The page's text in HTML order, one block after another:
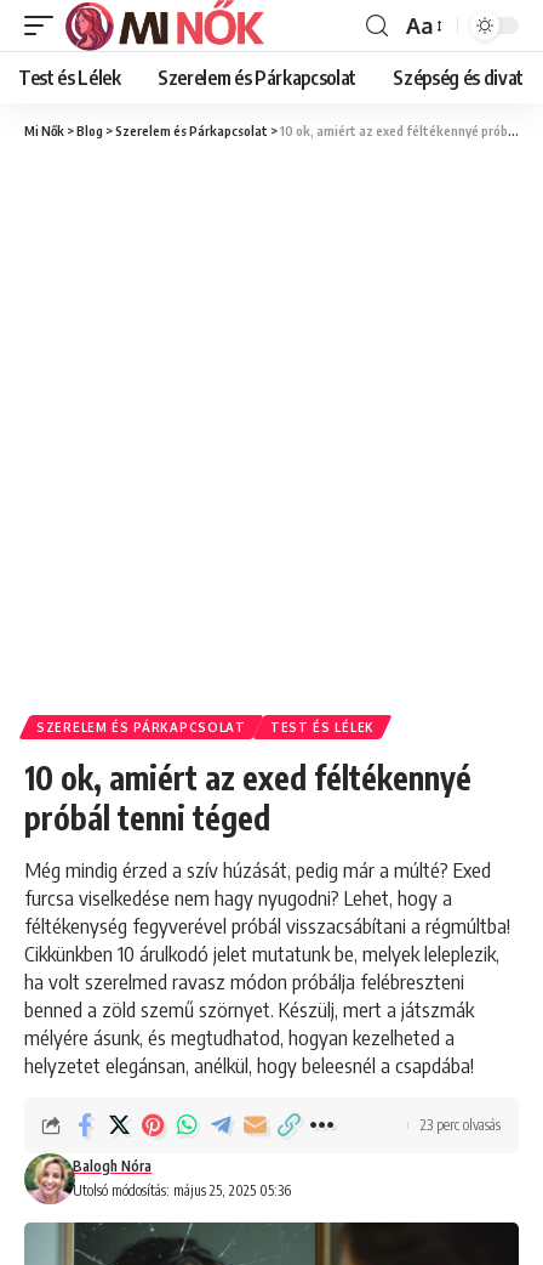
Font
Resizer
Aa
Test és Lélek Szerelem és Párkapcsolat Szépség és divat
Mi Nők >Blog >Szerelem és Párkapcsolat >10 ok, amiért az exed féltékennyé próbál tenni téged
SZERELEM ÉS PÁRKAPCSOLAT TEST ÉS LÉLEK
10 ok, amiért az exed féltékennyé
próbál tenni téged
Még mindig érzed a szív húzását, pedig már a múlté? Exed
furcsa viselkedése nem hagy nyugodni? Lehet, hogy a
féltékenység fegyverével próbál visszacsábítani a régmúltba!
Cikkünkben 10 árulkodó jelet mutatunk be, melyek leleplezik,
ha volt szerelmed ravasz módon próbálja felébreszteni
benned a zöld szemű szörnyet. Készülj, mert a játszmák
mélyére ásunk, és megtudhatod, hogyan kezelheted a
helyzetet elegánsan, anélkül, hogy beleesnél a csapdába!
Utolsó módosítás: május 25, 2025 05:36
Balogh Nóra
23 perc olvasás